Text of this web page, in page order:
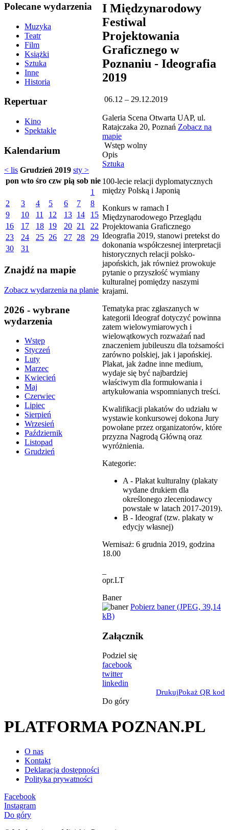
Polecane wydarzenia
Muzyka
Teatr
Film
Książki
Sztuka
Inne
Historia
Repertuar
Kino
Spektakle
Kalendarium
< lis Grudzień 2019 sty >
pon wto śro czw pią sob nie
1
2
3 4 5 6 7
8
9
10 11 12 13 14
15
16
17 18 19 20 21
22
23
24 25 26 27 28
29
30
31
Znajdź na mapie
Zobacz wydarzenia na planie
2026 - wybrane
wydarzenia
Wstęp
Styczeń
Luty
Marzec
Kwiecień
Maj
Czerwiec
Lipiec
Sierpień
Wrzesień
Październik
Listopad
Grudzień
I Międzynarodowy
Festiwal
Projektowania
Graficznego w
Poznaniu - Ideografia
2019
06.12 – 29.12.2019
Galeria Scena Otwarta UAP, ul.
Ratajczaka 20, Poznań Zobacz na
mapie
Wstęp wolny
Opis
Sztuka
100-lecie relacji dyplomatycznych
między Polską i Japonią
Konkurs w ramach I
Międzynarodowego Przeglądu
Projektowania Graficznego
Ideografia 2019, stanowi pretekst do
dokonania współczesnej interpretacji
historycznych relacji polsko-
japońskich, jak również prowokuje
pytanie o przyszłość wymiany
kulturalnej pomiędzy naszymi
krajami.
Tematyka prac zgłaszanych w
kategorii Ideograf dotyczyć powinna
zatem wielowymiarowych i
wielowątkowych rozważań́ nad
znaczeniem jubileuszu dla tożsamości
zarówno polskiej, jak i japońskiej.
Plakat, jak żadne inne medium,
wydaje się być najbardziej
właściwym dla formułowania i
artykułowania wspomnianych treści.
Kwalifikacji plakatów do udziału w
wystawie konkursowej dokona Jury
powołane przez organizatorów, które
przyzna Nagrodą Główną oraz
wyróżnienia.
Kategorie:
A - Plakat kulturalny (plakaty
wydane drukiem dla
określonego zleceniodawcy
powstałe w latach 2017-2019).
B - Ideograf (tzw. plakaty w
edycjy własnej)
Wernisaż: 6 grudnia 2019, godzina
18.00
opr.LT
Baner
Pobierz baner (JPEG, 39,14
kB)
Załącznik
Podziel się
facebook
twitter
linkedin
DrukujPokaż QR kod
Do góry
PLATFORMA POZNAN.PL
O nas
Kontakt
Deklaracja dostępności
Polityka prywatności
Facebook
Instagram
Do góry